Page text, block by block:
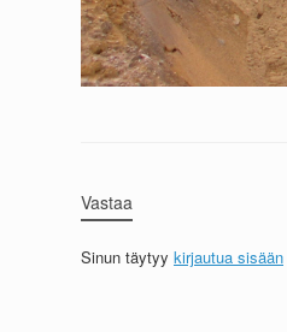
Vastaa
Sinun täytyy kirjautua sisään